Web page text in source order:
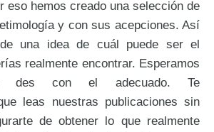
eso hemos creado una selección de
y con sus acepciones. Así
una idea de cuál puede ser el
realmente encontrar. Esperamos
des con el adecuado. Te
leas nuestras publicaciones sin
de obtener lo que realmente